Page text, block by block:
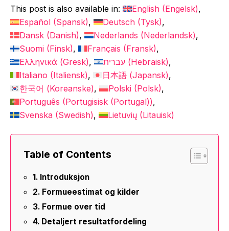
This post is also available in: English (Engelsk)
Español (Spansk) Deutsch (Tysk)
Dansk (Danish) Nederlands (Nederlandsk)
Suomi (Finsk) Français (Fransk)
Ελληνικά (Gresk) עברית (Hebraisk)
Italiano (Italiensk) 日本語 (Japansk)
한국어 (Koreanske) Polski (Polsk)
Português (Portugisisk (Portugal))
Svenska (Swedish) Lietuvių (Litauisk)
Table of Contents
Introduksjon
Formueestimat og kilder
Formue over tid
Detaljert resultatfordeling